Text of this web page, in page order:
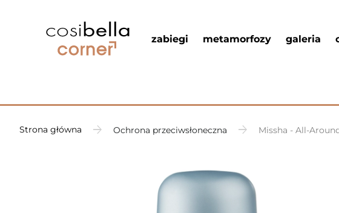
zabiegi metamorfozy galeria
Strona główna Ochrona przeciwsłoneczna Missha - All-